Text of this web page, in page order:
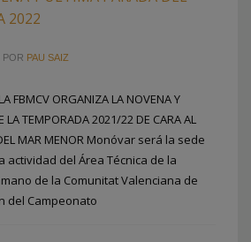
2022
POR PAU SAIZ
FBMCV ORGANIZA LA NOVENA Y
LA TEMPORADA 2021/22 DE CARA AL
MAR MENOR Monóvar será la sede
actividad del Área Técnica de la
de la Comunitat Valenciana de
del Campeonato